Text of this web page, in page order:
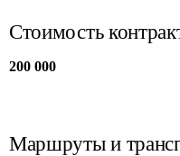
Стоимость
200 000
Маршруты и